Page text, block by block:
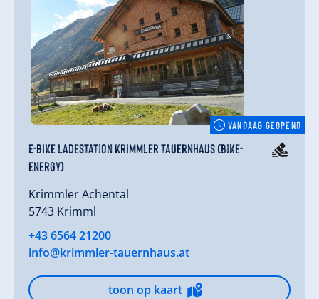
VANDAAG GEOPEND
E-Bike Ladestation Krimmler Tauernhaus (bike-
energy)
Krimmler Achental
5743 Krimml
+43 6564 21200
info@krimmler-tauernhaus.at
toon op kaart